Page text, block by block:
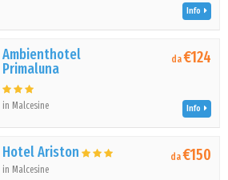
Info
Ambienthotel
Primaluna
in Malcesine
da€124
Info
Hotel Ariston
in Malcesine
da€150